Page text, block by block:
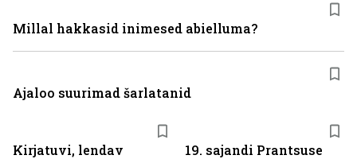
Kirjatuvi, lendav
19. sajandi Prantsuse
Millal hakkasid inimesed abielluma?
Ajaloo suurimad šarlatanid